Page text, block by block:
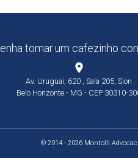
tomar um cafezinho
place
Av. Uruguai, 620 , Sala 205, Sion
Belo Horizonte - MG - CEP 30310-
© 2014 - 2026 Montolli